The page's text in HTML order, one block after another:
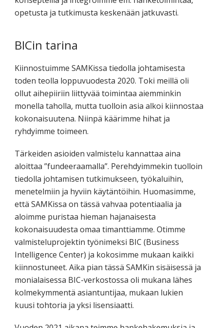
opetusta ja tutkimusta keskenään jatkuvasti.
BICin tarina
Kiinnostuimme SAMKissa tiedolla johtamisesta
toden teolla loppuvuodesta 2020. Toki meillä oli
ollut aihepiiriin liittyvää toimintaa aiemminkin
monella taholla, mutta tuolloin asia alkoi kiinnostaa
kokonaisuutena. Niinpä käärimme hihat ja
ryhdyimme toimeen.
Tärkeiden asioiden valmistelu kannattaa aina
aloittaa ”fundeeraamalla”. Perehdyimmekin tuolloin
tiedolla johtamisen tutkimukseen, työkaluihin,
menetelmiin ja hyviin käytäntöihin. Huomasimme,
että SAMKissa on tässä vahvaa potentiaalia ja
aloimme puristaa hieman hajanaisesta
kokonaisuudesta omaa timanttiamme. Otimme
valmisteluprojektin työnimeksi BIC (Business
Intelligence Center) ja kokosimme mukaan kaikki
kiinnostuneet. Aika pian tässä SAMKin sisäisessä ja
monialaisessa BIC-verkostossa oli mukana lähes
kolmekymmentä asiantuntijaa, mukaan lukien
kuusi tohtoria ja yksi lisensiaatti.